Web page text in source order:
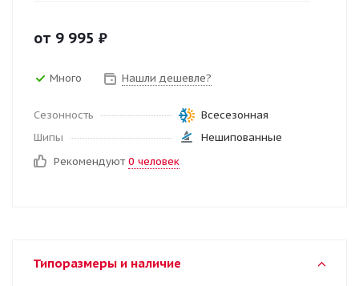
от 9 995 ₽
Много Нашли дешевле?
Сезонность
Всесезонная
Шипы
Нешипованные
Рекомендуют 0 человек
Типоразмеры и наличие